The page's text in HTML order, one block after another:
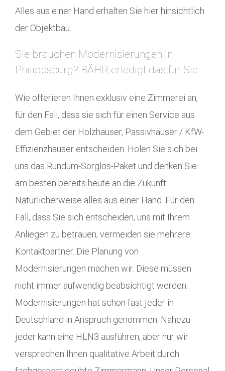
Alles aus einer Hand erhalten Sie hier hinsichtlich
der Objektbau.
Sie brauchen Modernisierungen in
Philippsburg? BÄHR erledigt das für Sie
Wie offerieren Ihnen exklusiv eine Zimmerei an,
für den Fall, dass sie sich für einen Service aus
dem Gebiet der Holzhäuser, Passivhäuser / KfW-
Effizienzhäuser entscheiden. Holen Sie sich bei
uns das Rundum-Sorglos-Paket und denken Sie
am besten bereits heute an die Zukunft.
Natürlicherweise alles aus einer Hand. Für den
Fall, dass Sie sich entscheiden, uns mit Ihrem
Anliegen zu betrauen, vermeiden sie mehrere
Kontaktpartner. Die Planung von
Modernisierungen machen wir. Diese müssen
nicht immer aufwendig beabsichtigt werden.
Modernisierungen hat schon fast jeder in
Deutschland in Anspruch genommen. Nahezu
jeder kann eine HLN3 ausführen, aber nur wir
versprechen Ihnen qualitative Arbeit durch